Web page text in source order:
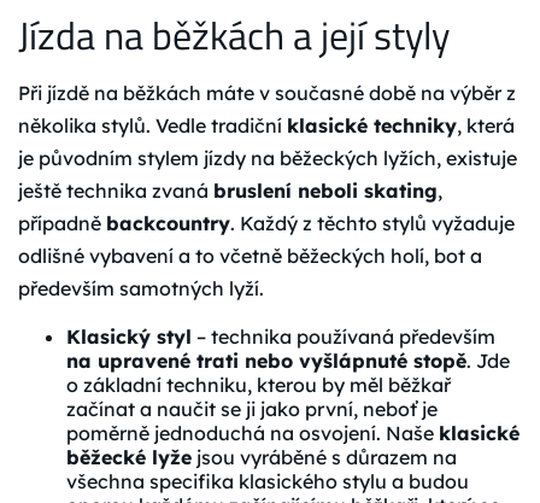
Jízda na běžkách a její styly
Při jízdě na běžkách máte v současné době na výběr z
několika stylů. Vedle tradiční klasické techniky, která
je původním stylem jízdy na běžeckých lyžích, existuje
ještě technika zvaná bruslení neboli skating,
případně backcountry. Každý z těchto stylů vyžaduje
odlišné vybavení a to včetně běžeckých holí, bot a
především samotných lyží.
Klasický styl – technika používaná především
na upravené trati nebo vyšlápnuté stopě. Jde
o základní techniku, kterou by měl běžkař
začínat a naučit se ji jako první, neboť je
poměrně jednoduchá na osvojení. Naše klasické
běžecké lyže jsou vyráběné s důrazem na
všechna specifika klasického stylu a budou